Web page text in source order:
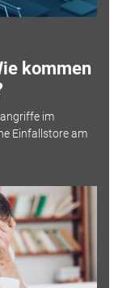
kommen
im
Einfallstore am